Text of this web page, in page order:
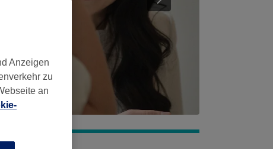
Anzeigen
zu
an